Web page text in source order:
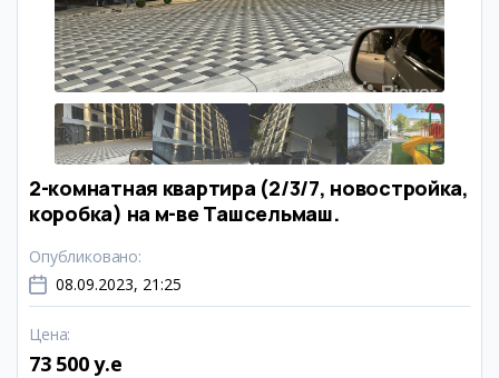
2-комнатная квартира (2/3/7, новостройка,
коробка) на м-ве Ташсельмаш.
Опубликовано:
08.09.2023, 21:25
Цена:
73 500 y.e